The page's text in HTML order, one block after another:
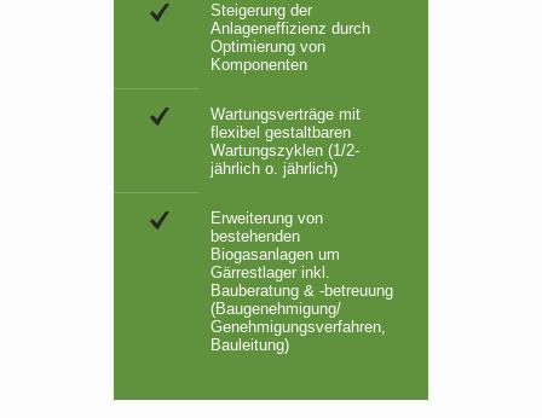
Steigerung der
Anlageneffizienz durch
Optimierung von
Komponenten
Wartungsverträge mit
flexibel gestaltbaren
Wartungszyklen (1/2-
jährlich o. jährlich)
Erweiterung von
bestehenden
Biogasanlagen um
Gärrestlager inkl.
Bauberatung & -betreuung
(Baugenehmigung/
Genehmigungsverfahren,
Bauleitung)